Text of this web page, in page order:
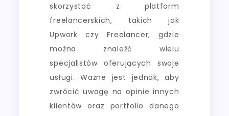
skorzystać z platform
freelancerskich, takich jak
Upwork czy Freelancer, gdzie
można znaleźć wielu
specjalistów oferujących swoje
usługi. Ważne jest jednak, aby
zwrócić uwagę na opinie innych
klientów oraz portfolio danego